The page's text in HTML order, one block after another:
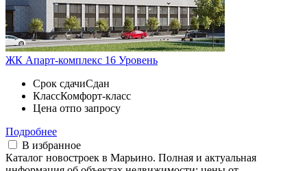
ЖК Апарт-комплекс 16 Уровень
Срок сдачиСдан
КлассКомфорт-класс
Цена отпо запросу
Подробнее
В избранное
Каталог новостроек в Марьино. Полная и актуальная